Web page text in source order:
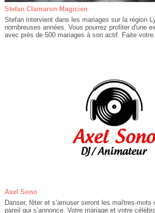
Stefan Clamaron Magicien
Stefan intervient dans les mariages sur la région
nombreuses années. Vous pourrez profiter d'une
avec près de 500 mariages à son actif. Faite
Axel Sono
Danser, fêter et s’amuser seront les maîtres-
pareil qui s’annonce. Votre mariage et votre